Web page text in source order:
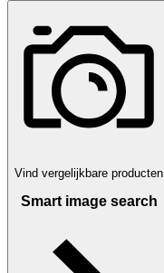
Vind vergelijkbare producten
Smart image search